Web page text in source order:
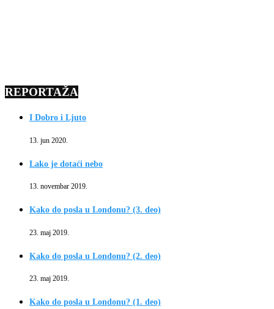
REPORTAŽA
I Dobro i Ljuto
13. jun 2020.
Lako je dotaći nebo
13. novembar 2019.
Kako do posla u Londonu? (3. deo)
23. maj 2019.
Kako do posla u Londonu? (2. deo)
23. maj 2019.
Kako do posla u Londonu? (1. deo)